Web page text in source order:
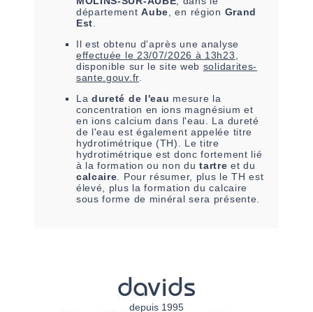
départementAube , en région Grand
Est
Il est obtenu d'après une analyse
effectuée le 23/07/2026 à 13h23
disponible sur le site web solidarites-
sante.gouv.fr.
La dureté de l'eau mesure la
concentration en ions magnésium et
en ions calcium dans l'eau. La dureté
de l'eau est également appelée titre
hydrotimétrique (TH). Le titre
hydrotimétrique est donc fortement lié
à la formation ou non dutartre et du
calcaire . Pour résumer, plus le TH est
élevé, plus la formation du calcaire
sous forme de minéral sera présente.
davids
depuis 1995